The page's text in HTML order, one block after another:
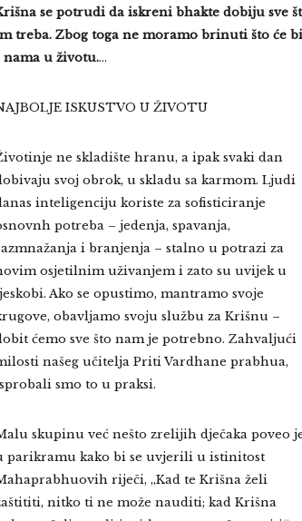
se potrudi da iskreni bhakte dobiju sve
treba. Zbog toga ne moramo brinuti što će
nama u životu.…
ISKUSTVO U ŽIVOTU
ne skladište hranu, a ipak svaki dan
svoj obrok, u skladu sa karmom. Ljudi
inteligenciju koriste za sofisticiranje
potreba – jedenja, spavanja,
i branjenja – stalno u potrazi za
osjetilnim uživanjem i zato su uvijek u
Ako se opustimo, mantramo svoje
obavljamo svoju službu za Krišnu –
ćemo sve što nam je potrebno. Zahvaljući
našeg učitelja Priti Vardhane prabhua,
smo to u praksi.
skupinu već nešto zrelijih dječaka poveo
parikramu kako bi se uvjerili u istinitost
riječi, „Kad te Krišna želi
nitko ti ne može nauditi; kad Krišna